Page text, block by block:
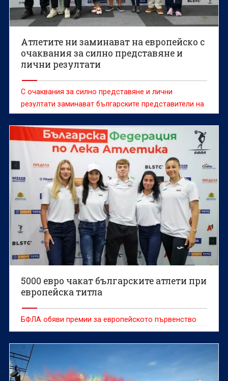
Атлетите ни заминават на европейско с
очаквания за силно представяне и
лични резултати
С очаквания за силно представяне и лични
резултати заминават българските представители на
европейското първенство по лека атлетика, което
ще се проведе в Бирмингам от 10 до 16 август.
5000 евро чакат българските атлети при
европейска титла
БФЛА обяви премии за европейското първенство